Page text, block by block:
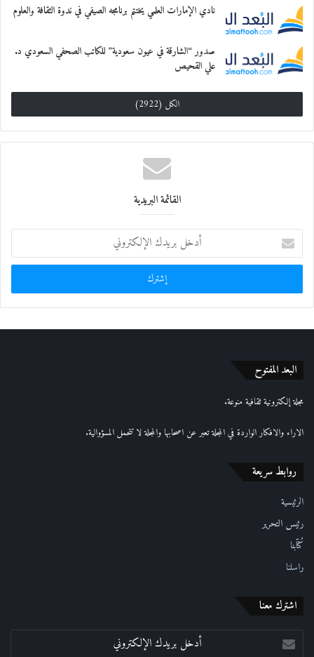
نادي الإمارات العلمي يختتم برنامجه الصيفي في ندوة الثقافة والعلوم
صدور “الشارقة في عيون سعودية” للكاتب الصحفي السعودي د.
علي القحيص
الكل (2922)
القائمة البريدية
خ
ب
ر
إ
ك
ي
البعد المفتوح
مجلة إلكترونية ثقافية منوعة.
الاراء والافكار الواردة في المجلة تعبر عن اصحابها والمجلة لا تتحمل المسؤوالية.
روابط سريعة
الرئيسية
رئيس التحرير
كُتّابنا
راسلنا
اشترك معنا
أدخل
بريدك